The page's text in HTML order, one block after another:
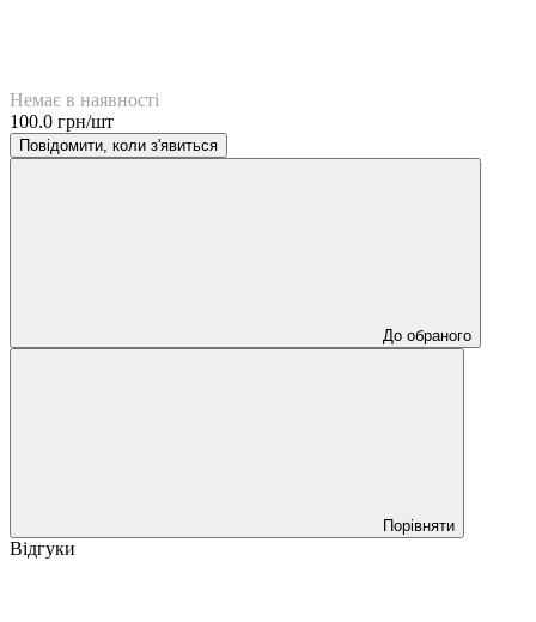
Немає в наявності
100.0 грн/шт
Повідомити, коли з'явиться
До обраного
Порівняти
Відгуки